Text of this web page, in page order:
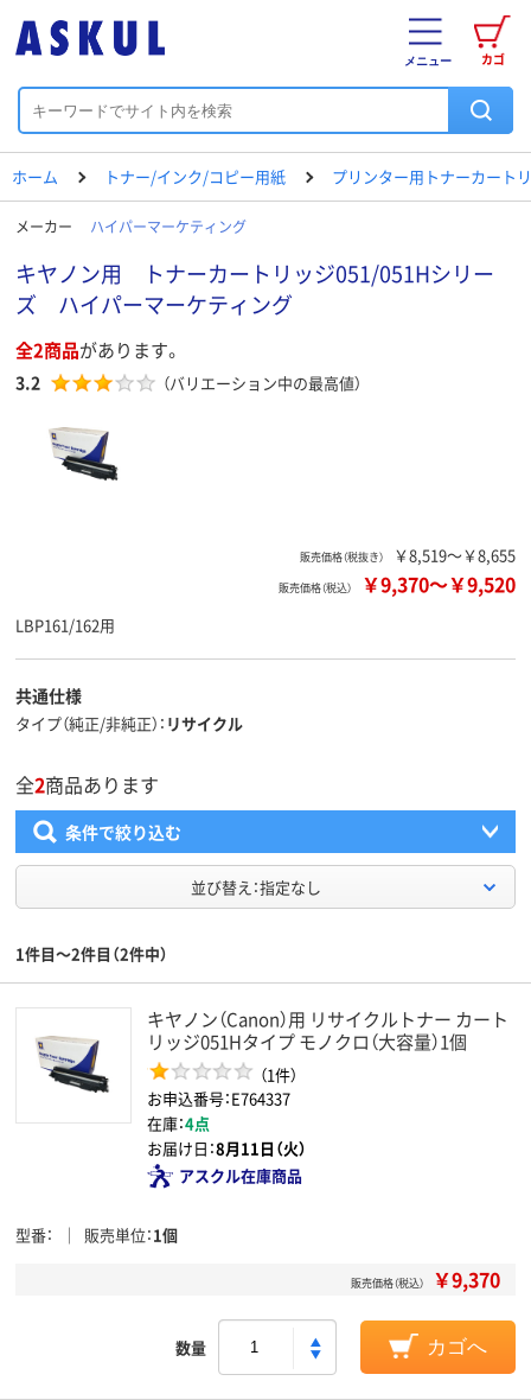
カゴ
メニュー
ホーム トナー/インク/コピー用紙 プリンター用トナーカート
メーカー ハイパーマーケティング
キヤノン用 トナーカートリッジ051/051Hシリー
ズ ハイパーマーケティング
全2商品があります。
3.2 （バリエーション中の最高値）
販売価格（税抜き） ￥8,519～￥8,655
販売価格（税込） ￥9,370～￥9,520
LBP161/162用
共通仕様
タイプ（純正/非純正） リサイクル
全2商品あります
条件で絞り込む
並び替え：指定なし
1件目～2件目（2件中）
キヤノン（Canon）用 リサイクルトナー カート
リッジ051Hタイプ モノクロ（大容量）1個
（1件）
お申込番号：E764337
在庫：4点
お届け日：8月11日（火）
アスクル在庫商品
型番 販売単位 1個
販売価格（税込） ￥9,370
数量 カゴへ